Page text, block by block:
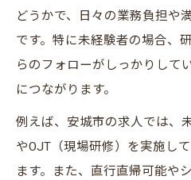
どうかで、日々の業務負担や
です。特に未経験者の場合、
らのフォローがしっかりして
につながります。
例えば、安城市の求人では、
やOJT（現場研修）を実施し
ます。また、直行直帰可能や